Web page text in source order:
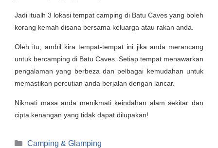
Jadi itualh 3 lokasi tempat camping di Batu Caves yang boleh
korang kemah disana bersama keluarga atau rakan anda.
Oleh itu, ambil kira tempat-tempat ini jika anda merancang
untuk bercamping di Batu Caves. Setiap tempat menawarkan
pengalaman yang berbeza dan pelbagai kemudahan untuk
memastikan percutian anda berjalan dengan lancar.
Nikmati masa anda menikmati keindahan alam sekitar dan
cipta kenangan yang tidak dapat dilupakan!
Categories
Camping & Glamping